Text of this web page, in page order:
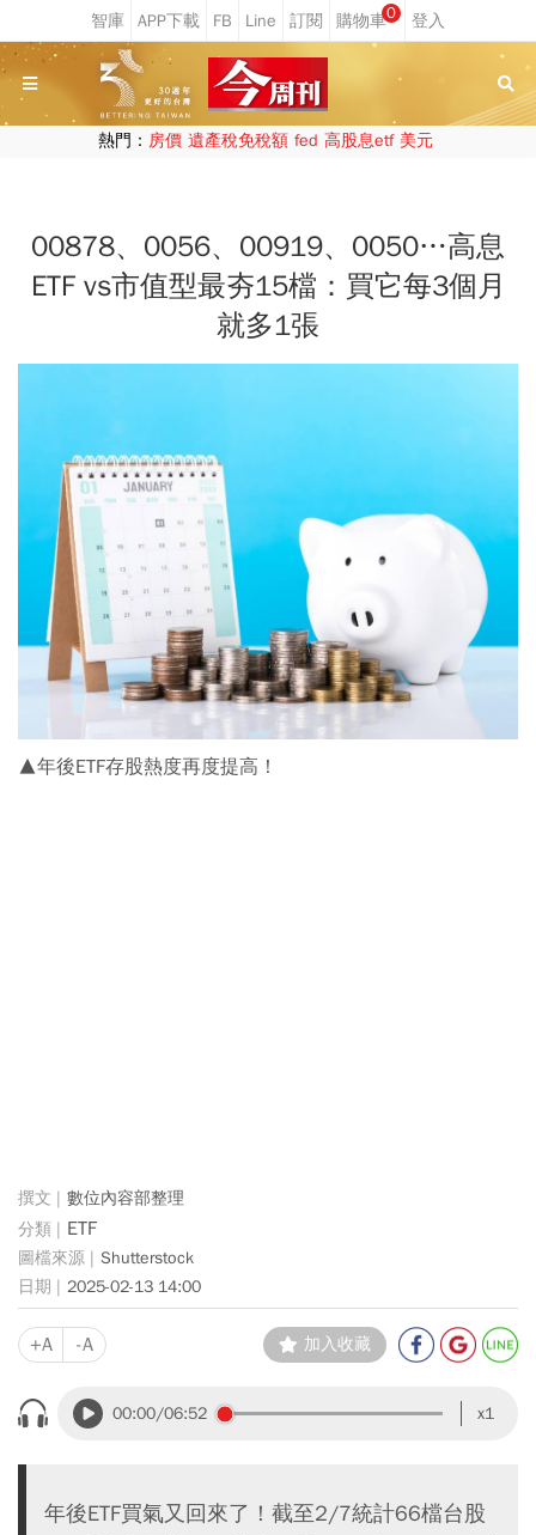
0
熱門： 房價 遺產稅免稅額 fed 高股息etf 美元
00878、0056、00919、0050…高息
ETF vs市值型最夯15檔：買它每3個月
就多1張
▲年後ETF存股熱度再度提高！
數位內容部整理
ETF
Shutterstock
2025-02-13 14:00
+A -A 加入收藏
00:00/06:52 x1
年後ETF買氣又回來了！截至2/7統計66檔台股